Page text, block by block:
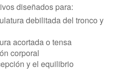
diseñados para:
debilitada del tronco y
acortada o tensa
corporal
y el equilibrio